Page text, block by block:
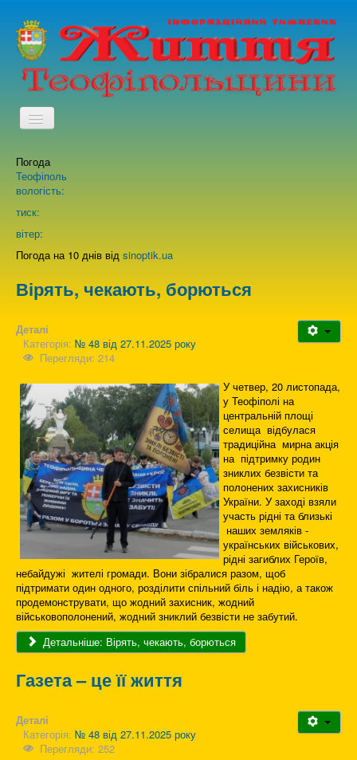
TPL_PROTOSTAR_TOGGLE_MENU
Про нас
Зворотній зв'язок
Погода
Теофіполь
вологість:
тиск:
вітер:
Погода на 10 днів від sinoptik.ua
Вірять, чекають, борються
Деталі
Категорія: № 48 від 27.11.2025 року
Перегляди: 214
У четвер, 20 листопада,
у Теофіполі на
центральній площі
селища відбулася
традиційна мирна акція
на підтримку родин
зниклих безвісти та
полонених захисників
України. У заході взяли
участь рідні та близькі
наших земляків -
українських військових,
рідні загиблих Героїв,
небайдужі жителі громади. Вони зібралися разом, щоб
підтримати один одного, розділити спільний біль і надію, а також
продемонструвати, що жодний захисник, жодний
військовополонений, жодний зниклий безвісти не забутий.
Детальніше: Вірять, чекають, борються
Газета – це її життя
Деталі
Категорія: № 48 від 27.11.2025 року
Перегляди: 252